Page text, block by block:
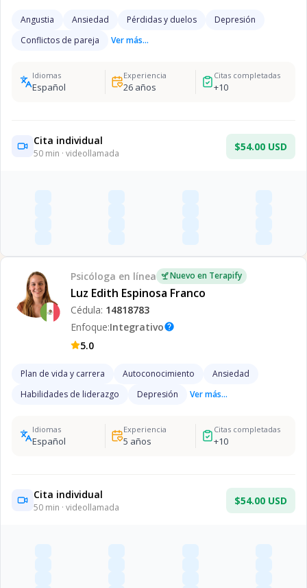
Angustia Ansiedad Pérdidas y duelos
Depresión
Conflictos de pareja
Ver más...
Idiomas
Español
Experiencia
26años
Citas completadas
+10
Cita individual
50 min · videollamada
$54.00 USD
Psicóloga en línea Nuevo en Terapify
Luz Edith Espinosa Franco
Cédula: 14818783
Enfoque:Integrativohelp
5.0
Plan de vida y carrera Autoconocimiento
Ansiedad
Habilidades de liderazgo
Depresión Ver más...
Idiomas
Español
Experiencia
5 años
Citas completadas
+10
Cita individual
50 min · videollamada
$54.00 USD